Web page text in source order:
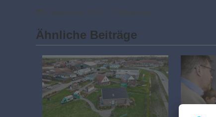
Ähnliche Beiträge